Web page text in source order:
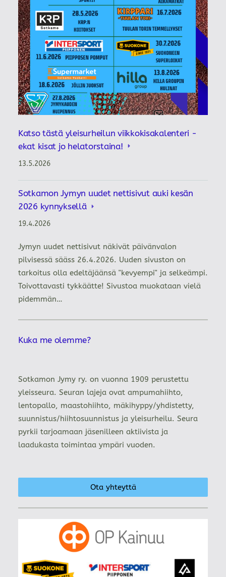
Katso tästä yleisurheilun viikkokisakalenteri -
ekat kisat jo helatorstaina!
13.5.2026
Sotkamon Jymyn uudet nettisivut auki kesän
2026 kynnyksellä
19.4.2026
Jymyn uudet nettisivut näkivät päivänvalon
pilvisessä sääss 26.4.2026. Uuden sivuston on
tarkoitus olla edeltäjäänsä "kevyempi" ja selkeämpi.
Toivottavasti tykkäätte! Sivustoa muokataan vielä
pidemmän…
Kuka me olemme?
Sotkamon Jymy ry. on vuonna 1909 perustettu
yleisseura. Seuran lajeja ovat ampumahiihto,
lentopallo, maastohiihto, mäkihyppy/yhdistetty,
suunnistus/hiihtosuunnistus ja yleisurheilu. Seura
pyrkii tarjoamaan jäsenilleen aktiivista ja
laadukasta toimintaa ympäri vuoden.
Ota yhteyttä